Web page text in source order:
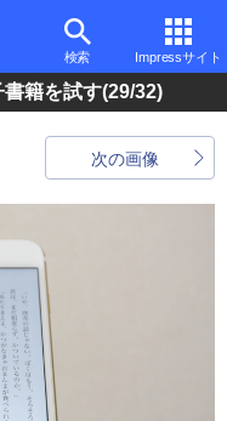
検索 Impressサイト
籍を試す(29/32)
次の画像